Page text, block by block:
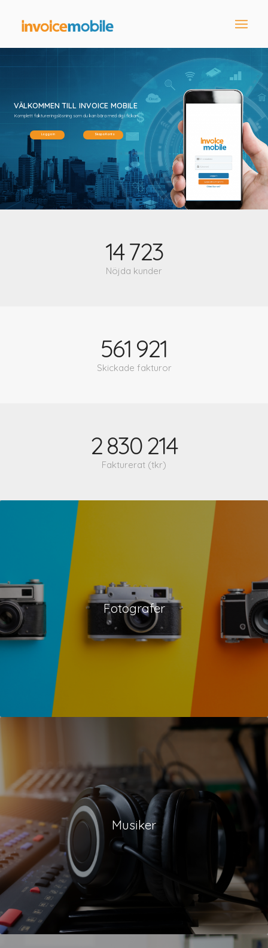
VÄLKOMMEN TILL INVOICE MOBILE
Komplett faktureringslösning som du kan bära med dig i fickan
Skapa Konto
Logga in
14723
Nöjda kunder
561 921
Skickade fakturor
2830214
Fakturerat (tkr)
Fotografer
Musiker